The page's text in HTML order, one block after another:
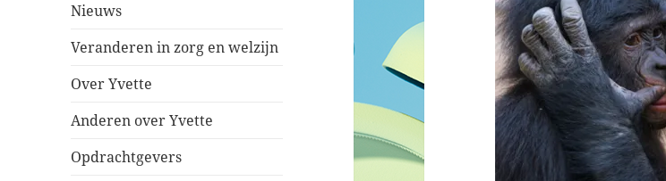
Nieuws
Veranderen in zorg en welzijn
Over Yvette
Anderen over Yvette
Opdrachtgevers